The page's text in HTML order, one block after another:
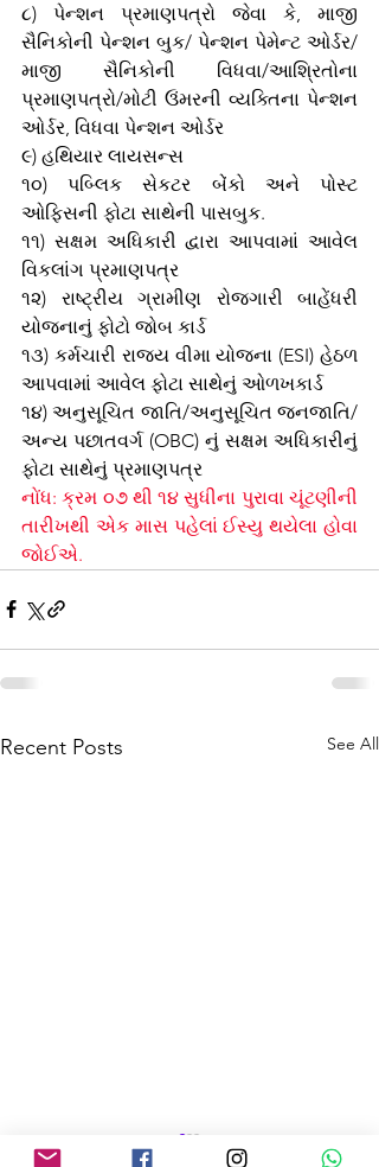
૮) પેન્શન પ્રમાણપત્રો જેવા કે, માજી
સૈનિકોની પેન્શન બુક/ પેન્શન પેમેન્ટ ઓર્ડર/
માજી સૈનિકોની વિધવા/આશ્રિતોના
પ્રમાણપત્રો/મોટી ઉંમરની વ્યક્તિના પેન્શન
ઓર્ડર, વિધવા પેન્શન ઓર્ડર
૯) હથિયાર લાયસન્સ
૧૦) પબ્લિક સેકટર બેંકો અને પોસ્ટ
ઓફિસની ફોટા સાથેની પાસબુક.
૧૧) સક્ષમ અધિકારી દ્વારા આપવામાં આવેલ
વિકલાંગ પ્રમાણપત્ર
૧૨) રાષ્ટ્રીય ગ્રામીણ રોજગારી બાહેંધરી
યોજનાનું ફોટો જોબ કાર્ડ
૧૩) કર્મચારી રાજ્ય વીમા યોજના (ESI) હેઠળ
આપવામાં આવેલ ફોટા સાથેનું ઓળખકાર્ડ
૧૪) અનુસૂચિત જાતિ/અનુસૂચિત જનજાતિ/
અન્ય પછાતવર્ગ (OBC) નું સક્ષમ અધિકારીનું
ફોટા સાથેનું પ્રમાણપત્ર
નોંધ: ક્રમ ૦૭ થી ૧૪ સુધીના પુરાવા ચૂંટણીની
તારીખથી એક માસ પહેલાં ઈસ્યુ થયેલા હોવા
જોઈએ.
Recent Posts See All